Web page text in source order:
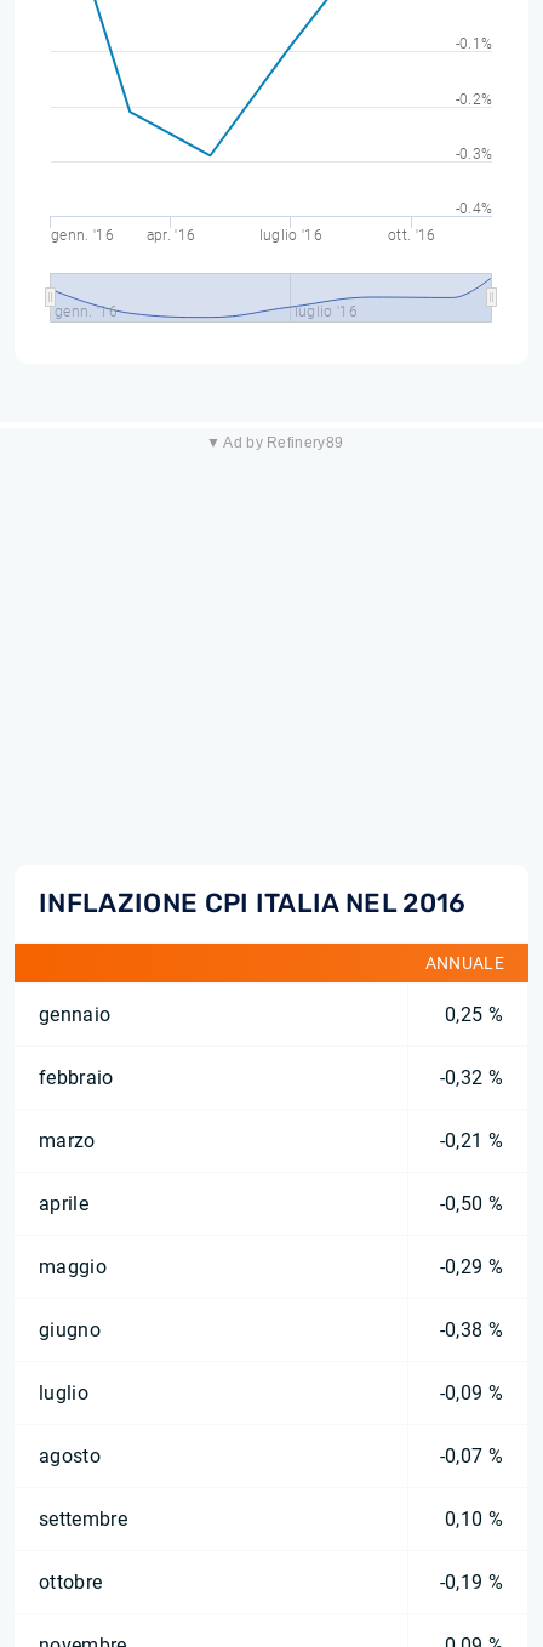
genn. '16 apr. '16 luglio '16 ott. '16
genn. '16 luglio '16
-0.4%
-0.3%
-0.2%
-0.1%
▼ Ad by Refinery89
INFLAZIONE CPI ITALIA NEL 2016
ANNUALE
gennaio 0,25 %
febbraio -0,32 %
marzo -0,21 %
aprile -0,50 %
maggio -0,29 %
giugno -0,38 %
luglio -0,09 %
agosto -0,07 %
settembre 0,10 %
ottobre -0,19 %